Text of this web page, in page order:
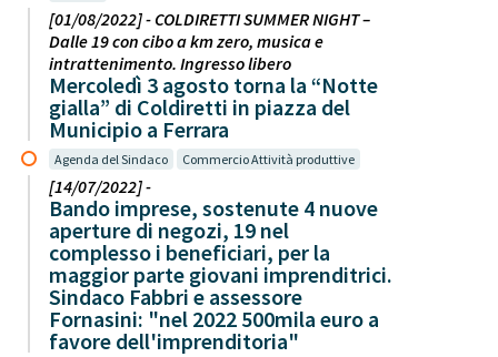
[01/08/2022] - COLDIRETTI SUMMER NIGHT –
Dalle 19 con cibo a km zero, musica e
intrattenimento. Ingresso libero
Mercoledì 3 agosto torna la “Notte
gialla” di Coldiretti in piazza del
Municipio a Ferrara
Agenda del Sindaco Commercio Attività produttive
[14/07/2022] -
Bando imprese, sostenute 4 nuove
aperture di negozi, 19 nel
complesso i beneficiari, per la
maggior parte giovani imprenditrici.
Sindaco Fabbri e assessore
Fornasini: "nel 2022 500mila euro a
favore dell'imprenditoria"